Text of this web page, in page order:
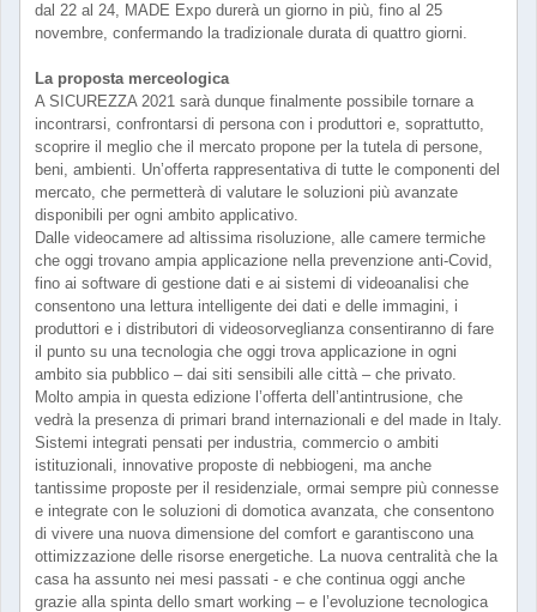
dal 22 al 24, MADE Expo durerà un giorno in più, fino al 25
novembre, confermando la tradizionale durata di quattro giorni.
La proposta merceologica
A SICUREZZA 2021 sarà dunque finalmente possibile tornare a
incontrarsi, confrontarsi di persona con i produttori e, soprattutto,
scoprire il meglio che il mercato propone per la tutela di persone,
beni, ambienti. Un’offerta rappresentativa di tutte le componenti del
mercato, che permetterà di valutare le soluzioni più avanzate
disponibili per ogni ambito applicativo.
Dalle videocamere ad altissima risoluzione, alle camere termiche
che oggi trovano ampia applicazione nella prevenzione anti-Covid,
fino ai software di gestione dati e ai sistemi di videoanalisi che
consentono una lettura intelligente dei dati e delle immagini, i
produttori e i distributori di videosorveglianza consentiranno di fare
il punto su una tecnologia che oggi trova applicazione in ogni
ambito sia pubblico – dai siti sensibili alle città – che privato.
Molto ampia in questa edizione l’offerta dell’antintrusione, che
vedrà la presenza di primari brand internazionali e del made in Italy.
Sistemi integrati pensati per industria, commercio o ambiti
istituzionali, innovative proposte di nebbiogeni, ma anche
tantissime proposte per il residenziale, ormai sempre più connesse
e integrate con le soluzioni di domotica avanzata, che consentono
di vivere una nuova dimensione del comfort e garantiscono una
ottimizzazione delle risorse energetiche. La nuova centralità che la
casa ha assunto nei mesi passati - e che continua oggi anche
grazie alla spinta dello smart working – e l’evoluzione tecnologica